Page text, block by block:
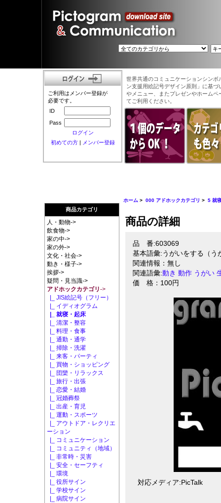
ご利用はメンバー登録が
必要です。
ID
Pass
ログイン
初めての方| メンバー登録
世界共通のコミュニケーションシン
ン支援用絵記号デザイン原則」に基
やメニュー、またプレゼンやホーム
てご利用ください。
商品カテゴリ
人・動物->
飲食物->
家の中->
家の外->
文化・社会->
動き・様子->
挨拶->
疑問・見当識->
アドホックカテゴリ->
|_ JIS絵記号（フリー）
|_ イディオグラム
|_ 就寝・起床
|_ 清潔・整容
|_ 料理・食事
|_ 通勤・通学
|_ 掃除・洗濯
|_ 来客・パーティ
|_ 買物・ショッピング
|_ 団欒・リラックス
|_ 旅行・出張
|_ 恋愛・結婚
|_ 冠婚葬祭
|_ 出産・育児
|_ 運動・スポーツ
|_ アウトドア・レクリエ
ーション
|_ コミュニケーション
|_ コミュニティ（地域）
|_ 非常時・災害
|_ 安全・セーフティ
|_ 環境
|_ 役所サイン
|_ 学校サイン
|_ 病院サイン
ホーム >000 アドホックカテゴリ >5 就
商品の詳細
品 番:603069
基本語彙:うがいをする（う
関連情報：無し
関連語彙:動き 動作 うがい
価 格：100円
対応メディア:PicTalk